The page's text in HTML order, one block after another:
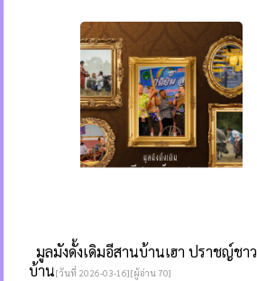
มูลมังดั้งเดิมอีสานบ้านเฮา ปราชญ์ชาว
บ้าน[วันที่ 2026-03-16][ผู้อ่าน 70]